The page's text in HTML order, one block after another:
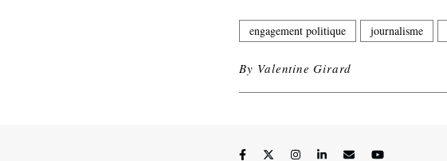
engagement politique journalisme
By Valentine Girard